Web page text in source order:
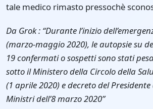
tale medico rimasto pressochè
Da Grok : “Durante l’inizio
(marzo-maggio 2020), le autopsie su
19 confermati o sospetti sono stati
sotto il Ministero della Circolo della
(1 aprile 2020) e decreto del
Ministri dell’8 marzo 2020”